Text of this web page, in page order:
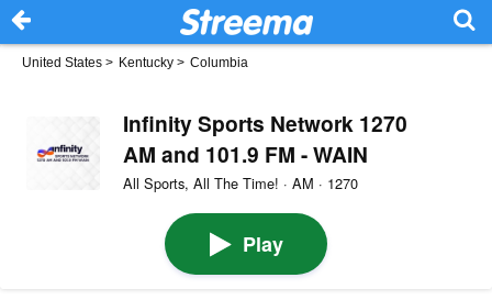
United States > Kentucky > Columbia
Infinity Sports Network 1270
AM and 101.9 FM - WAIN
All Sports, All The Time! · AM · 1270
Play